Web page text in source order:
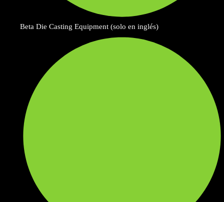
Beta Die Casting Equipment (solo en inglés)